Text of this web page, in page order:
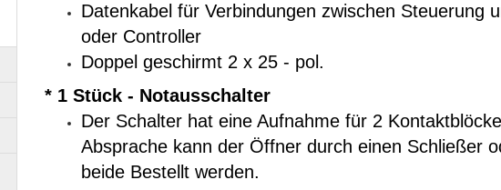
Datenkabel für Verbindungen zwischen Steuerung
oder Controller
Doppel geschirmt 2 x 25 - pol.
* 1 Stück - Notausschalter
Der Schalter hat eine Aufnahme für 2
Absprache kann der Öffner durch einen Schließer
beide Bestellt werden.